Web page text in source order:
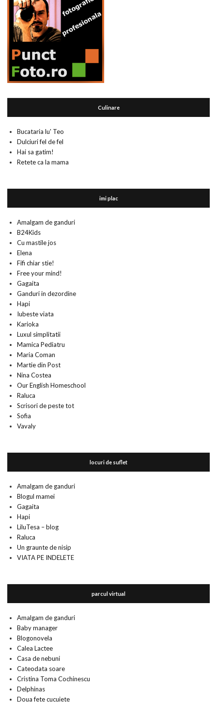
Culinare
Bucataria lu' Teo
Dulciuri fel de fel
Hai sa gatim!
Retete ca la mama
imi plac
Amalgam de ganduri
B24Kids
Cu mastile jos
Elena
Fifi chiar stie!
Free your mind!
Gagaita
Ganduri in dezordine
Hapi
Iubeste viata
Karioka
Luxul simplitatii
Mamica Pediatru
Maria Coman
Martie din Post
Nina Costea
Our English Homeschool
Raluca
Scrisori de peste tot
Sofia
Vavaly
locuri de suflet
Amalgam de ganduri
Blogul mamei
Gagaita
Hapi
LiluTesa – blog
Raluca
Un graunte de nisip
VIATA PE INDELETE
parcul virtual
Amalgam de ganduri
Baby manager
Blogonovela
Calea Lactee
Casa de nebuni
Cateodata soare
Cristina Toma Cochinescu
Delphinas
Doua fete cucuiete